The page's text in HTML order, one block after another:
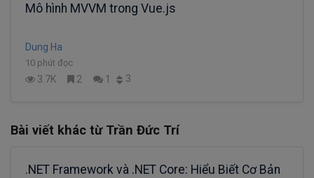
Mô hình MVVM trong Vue.js
Dung Ha
10 phút đọc
3.7K 2 1 3
Bài viết khác từ Trần Đức Trí
.NET Framework và .NET Core: Hiểu Biết Cơ Bản